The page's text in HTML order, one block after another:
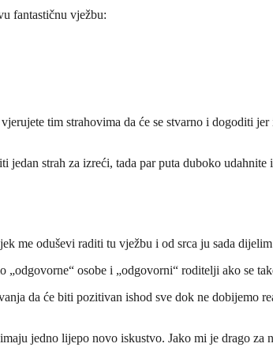
fantastičnu vježbu:
tim strahovima da će se stvarno i dogoditi
strah za izreći, tada par puta duboko
me oduševi raditi tu vježbu i od srca ju sada
osobe i „odgovorni“ roditelji ako se
da će biti pozitivan ishod sve dok ne dobijemo
jedno lijepo novo iskustvo. Jako mi je drago za